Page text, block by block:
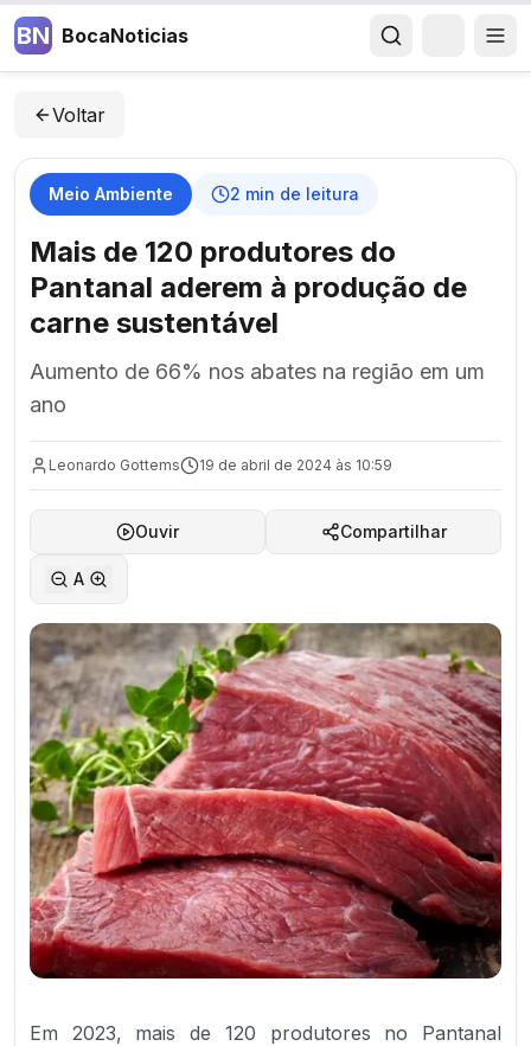
BN BocaNoticias
Voltar
Meio Ambiente 2 min de leitura
Mais de 120 produtores do
Pantanal aderem à produção de
carne sustentável
Aumento de 66% nos abates na região em um
ano
Leonardo Gottems 19 de abril de 2024 às 10:59
Ouvir Compartilhar
A
Em 2023, mais de 120 produtores no Pantanal